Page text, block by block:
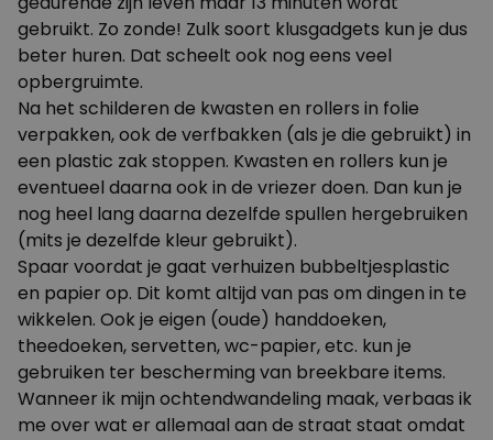
gebruikt. Zo zonde! Zulk soort klusgadgets kun je dus
beter huren. Dat scheelt ook nog eens veel
opbergruimte.
Na het schilderen de kwasten en rollers in folie
verpakken, ook de verfbakken (als je die gebruikt) in
een plastic zak stoppen. Kwasten en rollers kun je
eventueel daarna ook in de vriezer doen. Dan kun je
nog heel lang daarna dezelfde spullen hergebruiken
(mits je dezelfde kleur gebruikt).
Spaar voordat je gaat verhuizen bubbeltjesplastic
en papier op. Dit komt altijd van pas om dingen in te
wikkelen. Ook je eigen (oude) handdoeken,
theedoeken, servetten, wc-papier, etc. kun je
gebruiken ter bescherming van breekbare items.
Wanneer ik mijn ochtendwandeling maak, verbaas ik
me over wat er allemaal aan de straat staat omdat